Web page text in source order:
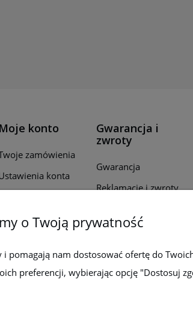
Moje konto
zamówienia
konta
Gwarancja i
zwroty
Gwarancja
Reklamacje i zwroty
o Twoją prywatność
nam dostosować ofertę do
preferencji, wybierając opcję "Dostosuj